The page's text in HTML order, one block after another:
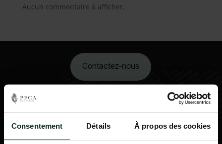
Consentement Détails À propos des cookies
Aucun commentaire à afficher.
Contactez-nous